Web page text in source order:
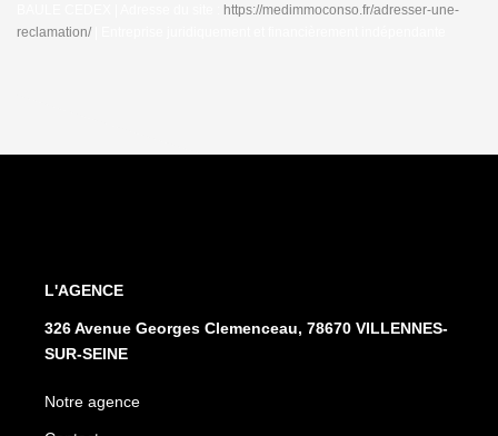
https://medimmoconso.fr/adresser-une-
reclamation/
L'AGENCE
326 Avenue Georges Clemenceau, 78670 VILLENNES-
SUR-SEINE
Notre agence